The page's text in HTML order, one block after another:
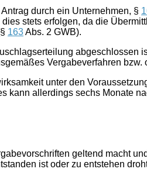
durch ein Unternehmen, §
stets erfolgen, da die
163Abs. 2 GWB).
abgeschlossen
Vergabeverfahren bzw.
unter den
kann allerdings sechs Monate
geltend macht und
ist oder zu entstehen